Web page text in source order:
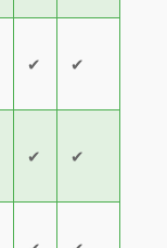
✔ ✔
✔ ✔